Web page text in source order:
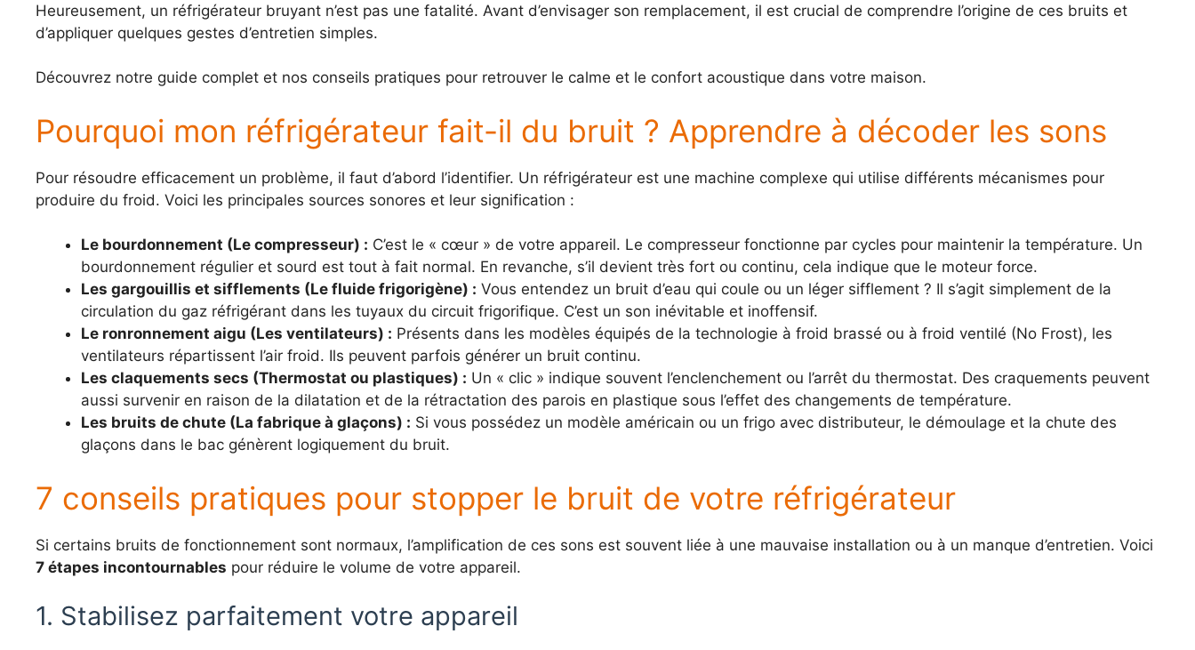
Heureusement, un réfrigérateur bruyant n’est pas une fatalité. Avant d’envisager son remplacement, il est crucial de comprendre l’origine de ces bruits et
d’appliquer quelques gestes d’entretien simples.
Découvrez notre guide complet et nos conseils pratiques pour retrouver le calme et le confort acoustique dans votre maison.
Pourquoi mon réfrigérateur fait-il du bruit ? Apprendre à décoder les sons
Pour résoudre efficacement un problème, il faut d’abord l’identifier. Un réfrigérateur est une machine complexe qui utilise différents mécanismes pour
produire du froid. Voici les principales sources sonores et leur signification :
Le bourdonnement (Le compresseur) : C’est le « cœur » de votre appareil. Le compresseur fonctionne par cycles pour maintenir la température. Un
bourdonnement régulier et sourd est tout à fait normal. En revanche, s’il devient très fort ou continu, cela indique que le moteur force.
Les gargouillis et sifflements (Le fluide frigorigène) : Vous entendez un bruit d’eau qui coule ou un léger sifflement ? Il s’agit simplement de la
circulation du gaz réfrigérant dans les tuyaux du circuit frigorifique. C’est un son inévitable et inoffensif.
Le ronronnement aigu (Les ventilateurs) : Présents dans les modèles équipés de la technologie à froid brassé ou à froid ventilé (No Frost), les
ventilateurs répartissent l’air froid. Ils peuvent parfois générer un bruit continu.
Les claquements secs (Thermostat ou plastiques) : Un « clic » indique souvent l’enclenchement ou l’arrêt du thermostat. Des craquements peuvent
aussi survenir en raison de la dilatation et de la rétractation des parois en plastique sous l’effet des changements de température.
Les bruits de chute (La fabrique à glaçons) : Si vous possédez un modèle américain ou un frigo avec distributeur, le démoulage et la chute des
glaçons dans le bac génèrent logiquement du bruit.
7 conseils pratiques pour stopper le bruit de votre réfrigérateur
Si certains bruits de fonctionnement sont normaux, l’amplification de ces sons est souvent liée à une mauvaise installation ou à un manque d’entretien. Voici
7 étapes incontournables pour réduire le volume de votre appareil.
1. Stabilisez parfaitement votre appareil